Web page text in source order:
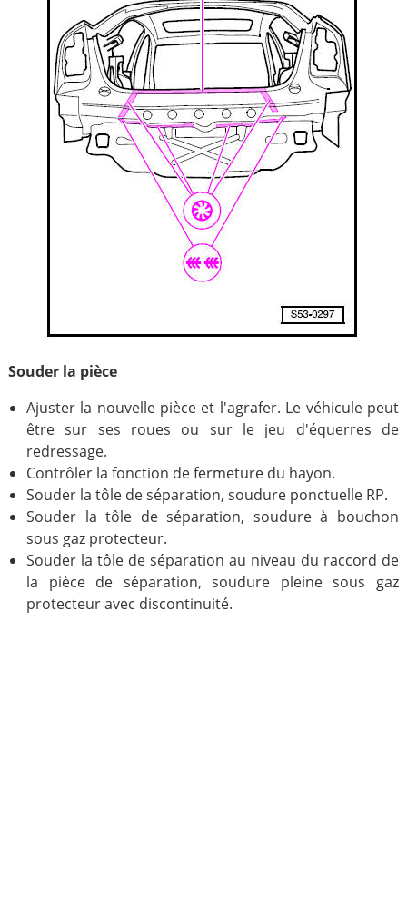
Souder la pièce
Ajuster la nouvelle pièce et l'agrafer. Le véhicule peut
être sur ses roues ou sur le jeu d'équerres de
redressage.
Contrôler la fonction de fermeture du hayon.
Souder la tôle de séparation, soudure ponctuelle RP.
Souder la tôle de séparation, soudure à bouchon
sous gaz protecteur.
Souder la tôle de séparation au niveau du raccord de
la pièce de séparation, soudure pleine sous gaz
protecteur avec discontinuité.